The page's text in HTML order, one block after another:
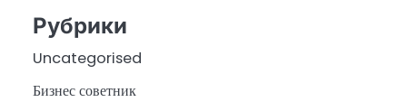
Рубрики
Uncategorised
Бизнес советник